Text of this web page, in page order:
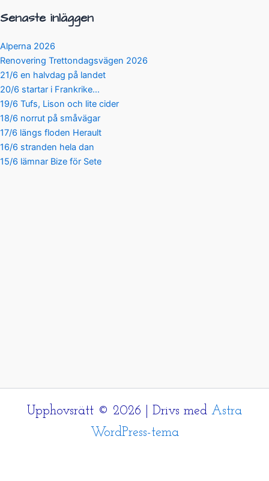
Senaste inläggen
Alperna 2026
Renovering Trettondagsvägen 2026
21/6 en halvdag på landet
20/6 startar i Frankrike…
19/6 Tufs, Lison och lite cider
18/6 norrut på småvägar
17/6 längs floden Herault
16/6 stranden hela dan
15/6 lämnar Bize för Sete
Upphovsrätt © 2026 | Drivs med Astra
WordPress-tema